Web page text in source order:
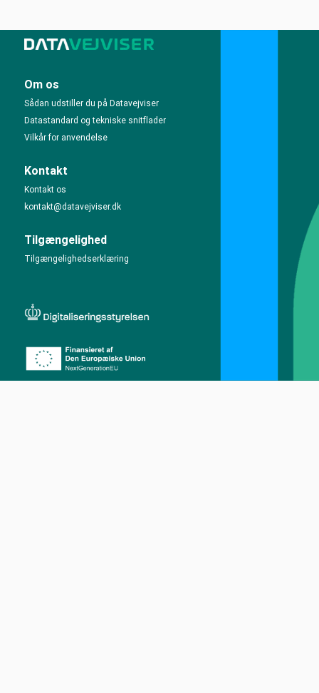
Om os
Sådan udstiller du på Datavejviser
Datastandard og tekniske snitflader
Vilkår for anvendelse
Kontakt
Kontakt os
kontakt@datavejviser.dk
Tilgængelighed
Tilgængelighedserklæring